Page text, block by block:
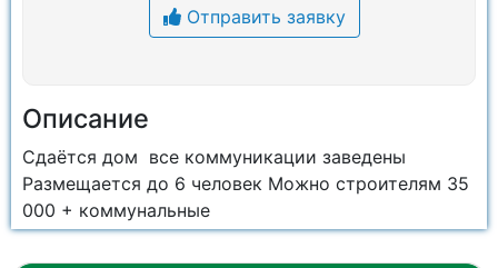
Отправить заявку
Описание
Сдаётся дом все коммуникации заведены
Размещается до 6 человек Можно строителям 35
000 + коммунальные